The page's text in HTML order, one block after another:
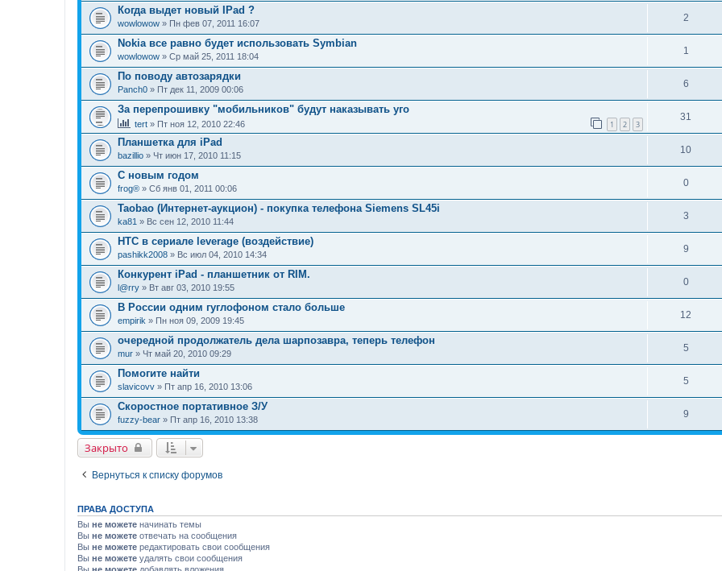
Когда выдет новый IPad ?
wowlowow » Пн фев 07, 2011 16:07
2
Nokia все равно будет использовать Symbian
wowlowow » Ср май 25, 2011 18:04
1
По поводу автозарядки
Panch0 » Пт дек 11, 2009 00:06
6
За перепрошивку "мобильников" будут наказывать уго
tert » Пт ноя 12, 2010 22:46 1 2 3
31
Планшетка для iPad
bazillio » Чт июн 17, 2010 11:15
10
С новым годом
frog® » Сб янв 01, 2011 00:06
0
Taobao (Интернет-аукцион) - покупка телефона Siemens SL45i
ka81 » Вс сен 12, 2010 11:44
3
HTC в сериале leverage (воздействие)
pashikk2008 » Вс июл 04, 2010 14:34
9
Конкурент iPad - планшетник от RIM.
l@rry » Вт авг 03, 2010 19:55
0
В России одним гуглофоном стало больше
empirik » Пн ноя 09, 2009 19:45
12
очередной продолжатель дела шарпозавра, теперь телефон
mur » Чт май 20, 2010 09:29
5
Помогите найти
slavicovv » Пт апр 16, 2010 13:06
5
Скоростное портативное З/У
fuzzy-bear » Пт апр 16, 2010 13:38
9
Закрыто
Вернуться к списку форумов
ПРАВА ДОСТУПА
Вы не можете начинать темы
Вы не можете отвечать на сообщения
Вы не можете редактировать свои сообщения
Вы не можете удалять свои сообщения
Вы не можете добавлять вложения